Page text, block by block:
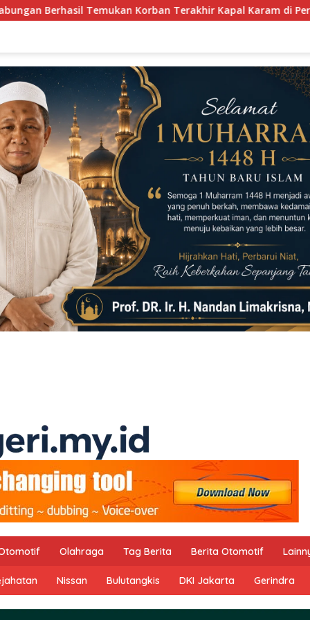
Kapal Karam di Perairan Mengkikip Kepulauan Meranti
Olahraga Tag Berita Berita Otomotif
Nissan Bulutangkis DKI Jakarta Gerindra